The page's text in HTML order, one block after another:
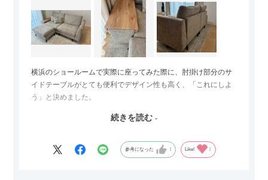
横浜のショールームで実際に座ってみた際に、肘掛け部分のサ
イドテーブルがとても便利でデザイン性も高く、「これにしよ
う」と決めました。
サイズは2.5人掛けですが、幅184cmとコンパクトなので圧迫感
グとのバランスもぴったりで、リビング全体がすっきり見えま
続きを読む
参考になった Like!